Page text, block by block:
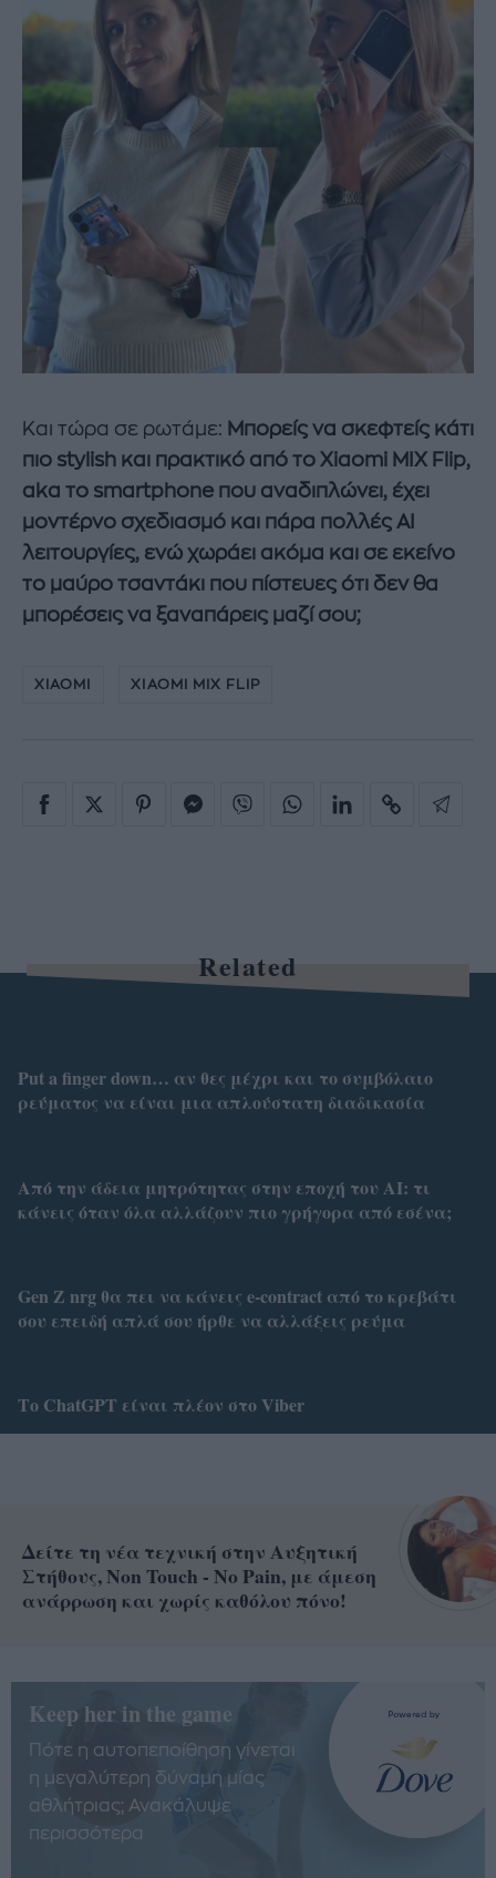
Και τώρα σε ρωτάμε: Μπορείς να σκεφτείς κάτι
πιο stylish και πρακτικό από το Xiaomi MIX Flip,
aka το smartphone που αναδιπλώνει, έχει
μοντέρνο σχεδιασμό και πάρα πολλές ΑΙ
λειτουργίες, ενώ χωράει ακόμα και σε εκείνο
το μαύρο τσαντάκι που πίστευες ότι δεν θα
μπορέσεις να ξαναπάρεις μαζί σου;
XIAOMI XIAOMI MIX FLIP
Related
Put a finger down… αν θες μέχρι και το συμβόλαιο
ρεύματος να είναι μια απλούστατη διαδικασία
Από την άδεια μητρότητας στην εποχή του AI: τι
κάνεις όταν όλα αλλάζουν πιο γρήγορα από εσένα;
Gen Z nrg θα πει να κάνεις e-contract από το κρεβάτι
σου επειδή απλά σου ήρθε να αλλάξεις ρεύμα
Το ChatGPT είναι πλέον στο Viber
Δείτε τη νέα τεχνική στην Αυξητική
Στήθους, Non Touch - No Pain, με άμεση
ανάρρωση και χωρίς καθόλου πόνο!
Keep her in the game
Πότε η αυτοπεποίθηση γίνεται
η μεγαλύτερη δύναμη μίας
αθλήτριας; Ανακάλυψε
περισσότερα